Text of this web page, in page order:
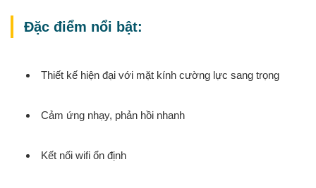
Đặc điểm nổi bật:
Thiết kế hiện đại với mặt kính cường lực sang trọng
Cảm ứng nhạy, phản hồi nhanh
Kết nối wifi ổn định